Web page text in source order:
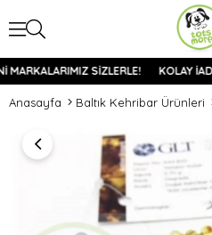
MARKALARIMIZ SİZLERLE! KOLAY İADE
Anasayfa Baltık Kehribar Ürünleri